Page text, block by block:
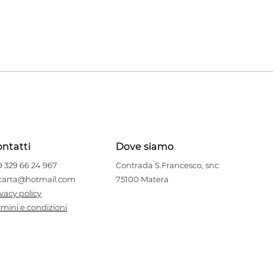
Dove siamo
329 66 24 967
policy
e condizioni
Contrada S.Francesco, snc
75100 Matera